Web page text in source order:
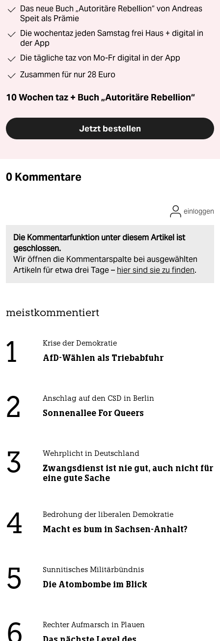
Das neue Buch „Autoritäre Rebellion“ von Andreas
Speit als Prämie
Die wochentaz jeden Samstag frei Haus + digital in
der App
Die tägliche taz von Mo-Fr digital in der App
Zusammen für nur 28 Euro
10 Wochen taz + Buch „Autoritäre Rebellion“
Jetzt bestellen
0 Kommentare
Die Kommentarfunktion unter diesem Artikel ist
geschlossen.
Wir öffnen die Kommentarspalte bei ausgewählten
Artikeln für etwa drei Tage – hier sind sie zu finden.
einloggen
meistkommentiert
1 Krise der Demokratie
AfD-Wählen als Triebabfuhr
2 Anschlag auf den CSD in Berlin
Sonnenallee For Queers
3 Wehrplicht in Deutschland
Zwangsdienst ist nie gut, auch nicht für
eine gute Sache
4 Bedrohung der liberalen Demokratie
Macht es bum in Sachsen-Anhalt?
5 Sunnitisches Militärbündnis
Die Atombombe im Blick
Rechter Aufmarsch in Plauen